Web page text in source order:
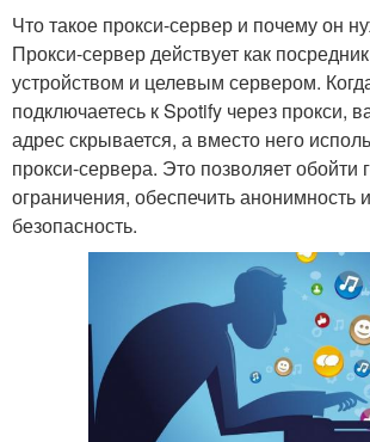
Что такое прокси-сервер и почему он
Прокси-сервер действует как
устройством и целевым сервером.
подключаетесь к Spotify через прокси,
адрес скрывается, а вместо него
прокси-сервера. Это позволяет обойти
ограничения, обеспечить анонимность
безопасность.